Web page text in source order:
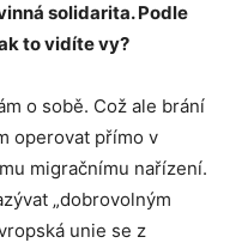
solidarita. Podle
to vidíte vy?
o sobě. Což ale brání
operovat přímo v
migračnímu nařízení.
„dobrovolným
unie se z